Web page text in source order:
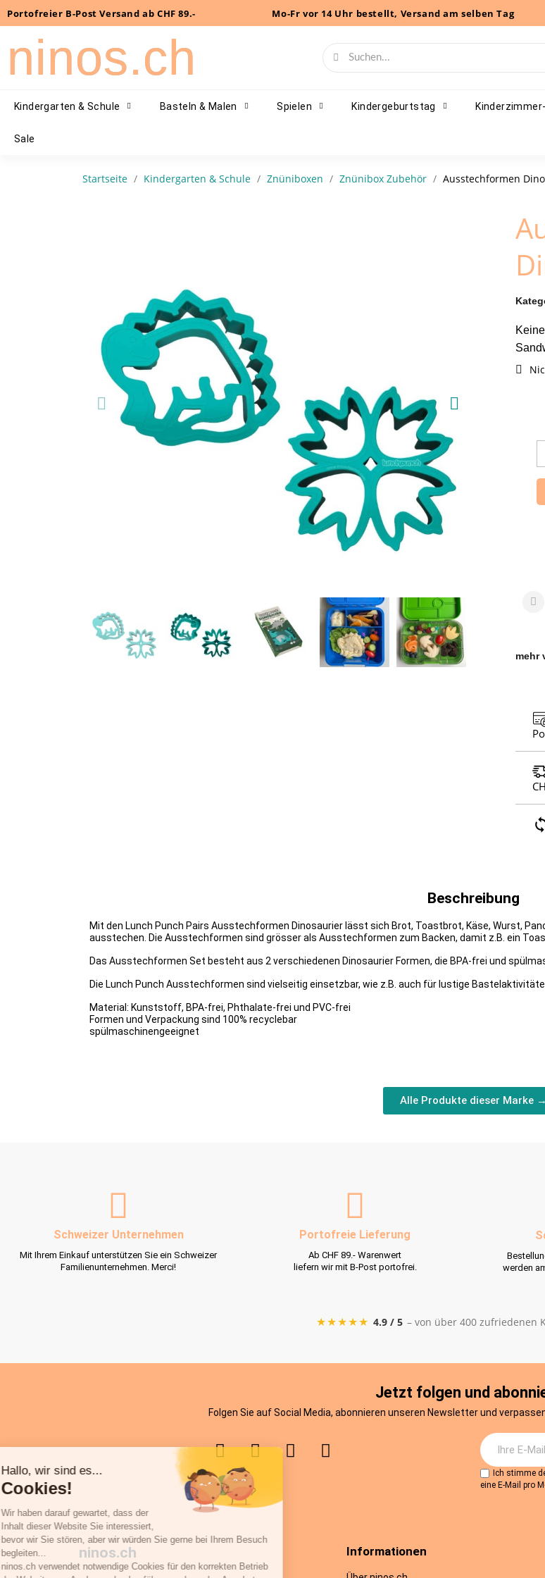
Portofreier B-Post Versand ab CHF 89.- Mo-Fr vor 14 Uhr bestellt, Versand am selben Tag
ninos.ch
Kindergarten & Schule Basteln & Malen Spielen Kindergeburtstag
Sale
Startseite Kindergarten & Schule Znüniboxen Znünibox Zubehör Ausstechformen
mehr
Beschreibung
Mit den Lunch Punch Pairs Ausstechformen Dinosaurier lässt sich Brot, Toastbrot, Käse, Wurst,
ausstechen. Die Ausstechformen sind grösser als Ausstechformen zum Backen, damit z.B. ein
Das Ausstechformen Set besteht aus 2 verschiedenen Dinosaurier Formen, die BPA-frei und
Die Lunch Punch Ausstechformen sind vielseitig einsetzbar, wie z.B. auch für lustige
Material: Kunststoff, BPA-frei, Phthalate-frei und PVC-frei
Formen und Verpackung sind 100% recyclebar
spülmaschinengeeignet
Alle Produkte dieser Marke →
Schweizer Unternehmen
Mit Ihrem Einkauf unterstützen Sie ein Schweizer
Familienunternehmen. Merci!
Portofreie Lieferung
Ab CHF 89.- Warenwert
liefern wir mit B-Post portofrei.
werden
★★★★★ 4.9 / 5 – von über 400 zufriedenen
Jetzt folgen und
Folgen Sie auf Social Media, abonnieren unseren Newsletter und
Ich stimme
eine E-Mail pro
ninos.ch Informationen